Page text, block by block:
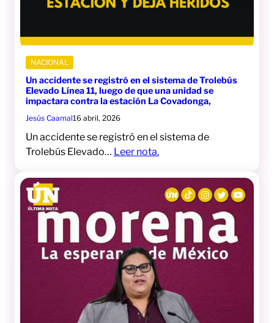
NACIONAL
Un accidente se registró en el sistema de Trolebús
Elevado Línea 11, luego de que una unidad se
impactara contra la estación La Covadonga,
Jesús Caamal16 abril, 2026
Un accidente se registró en el sistema de
Trolebús Elevado… Leer nota.